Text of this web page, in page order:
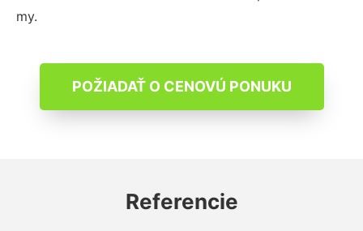
my.
POŽIADAŤ O CENOVÚ PONUKU
Referencie